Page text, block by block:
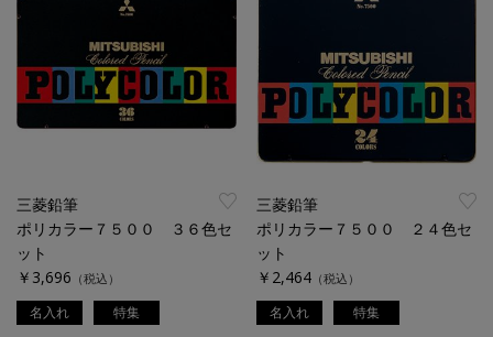
三菱鉛筆
ポリカラー７５００ ３６色セ
ット
￥3,696 （税込）
名入れ 特集
三菱鉛筆
ポリカラー７５００ ２４色セ
ット
￥2,464 （税込）
名入れ 特集